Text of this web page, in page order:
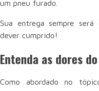
um pneu furado.
Sua entrega sempre será
dever cumprido!
Entenda as dores
Como abordado no